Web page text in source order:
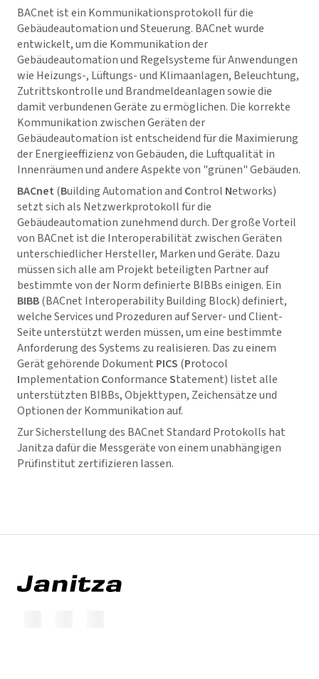
BACnet ist ein Kommunikationsprotokoll für die
Gebäudeautomation und Steuerung. BACnet wurde
entwickelt, um die Kommunikation der
Gebäudeautomation und Regelsysteme für Anwendungen
wie Heizungs-, Lüftungs- und Klimaanlagen, Beleuchtung,
Zutrittskontrolle und Brandmeldeanlagen sowie die
damit verbundenen Geräte zu ermöglichen. Die korrekte
Kommunikation zwischen Geräten der
Gebäudeautomation ist entscheidend für die Maximierung
der Energieeffizienz von Gebäuden, die Luftqualität in
Innenräumen und andere Aspekte von "grünen" Gebäuden.
BACnet (Building Automation and Control Networks)
setzt sich als Netzwerkprotokoll für die
Gebäudeautomation zunehmend durch. Der große Vorteil
von BACnet ist die Interoperabilität zwischen Geräten
unterschiedlicher Hersteller, Marken und Geräte. Dazu
müssen sich alle am Projekt beteiligten Partner auf
bestimmte von der Norm definierte BIBBs einigen. Ein
BIBB(BACnet Interoperability Building Block) definiert,
welche Services und Prozeduren auf Server- und Client-
Seite unterstützt werden müssen, um eine bestimmte
Anforderung des Systems zu realisieren. Das zu einem
Gerät gehörende Dokument PICS (Protocol
Implementation ConformanceStatement) listet alle
unterstützten BIBBs, Objekttypen, Zeichensätze und
Optionen der Kommunikation auf.
Zur Sicherstellung des BACnet Standard Protokolls hat
Janitza dafür die Messgeräte von einem unabhängigen
Prüfinstitut zertifizieren lassen.